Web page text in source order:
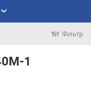
Фільтр
1